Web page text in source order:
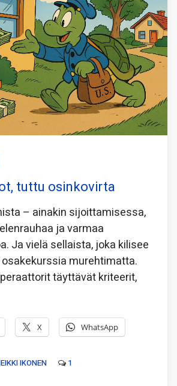
tuttu osinkovirta
– ainakin sijoittamisessa,
ja varmaa
Ja vielä sellaista, joka kilisee
murehtimatta.
täyttävät kriteerit,
X WhatsApp
IKONEN 1